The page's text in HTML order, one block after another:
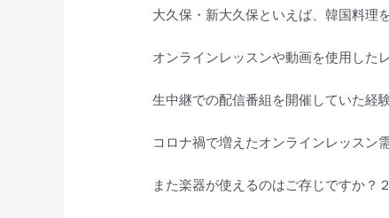
大久保・新大久保といえば、韓国料理
オンラインレッスンや動画を使用した
生中継での配信番組を開催していた経
コロナ禍で増えたオンラインレッスン
また楽器が使えるのはご存じですか？